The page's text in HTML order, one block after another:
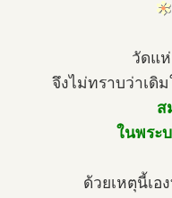
วัดแ
จึงไม่ทราบว่าเดิ
ส
ในพระ
ด้วยเหตุนี้เ